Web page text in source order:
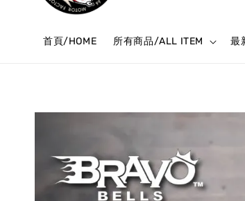
首頁/HOME 所有商品/ALL ITEM 最